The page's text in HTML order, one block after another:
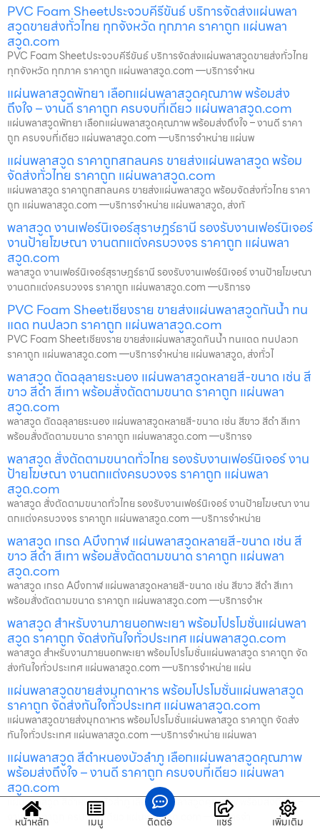
PVC Foam Sheetประจวบคีรีขันธ์ บริการจัดส่งแผ่นพลา
สวูดขายส่งทั่วไทย ทุกจังหวัด ทุกภาค ราคาถูก แผ่นพลา
สวูด.com
PVC Foam Sheetประจวบคีรีขันธ์ บริการจัดส่งแผ่นพลาสวูดขายส่งทั่วไทย
ทุกจังหวัด ทุกภาค ราคาถูก แผ่นพลาสวูด.com —บริการจำหน
แผ่นพลาสวูดพัทยา เลือกแผ่นพลาสวูดคุณภาพ พร้อมส่ง
ถึงใจ – งานดี ราคาถูก ครบจบที่เดียว แผ่นพลาสวูด.com
แผ่นพลาสวูดพัทยา เลือกแผ่นพลาสวูดคุณภาพ พร้อมส่งถึงใจ – งานดี ราคา
ถูก ครบจบที่เดียว แผ่นพลาสวูด.com —บริการจำหน่าย แผ่นพ
แผ่นพลาสวูด ราคาถูกสกลนคร ขายส่งแผ่นพลาสวูด พร้อม
จัดส่งทั่วไทย ราคาถูก แผ่นพลาสวูด.com
แผ่นพลาสวูด ราคาถูกสกลนคร ขายส่งแผ่นพลาสวูด พร้อมจัดส่งทั่วไทย ราคา
ถูก แผ่นพลาสวูด.com —บริการจำหน่าย แผ่นพลาสวูด, ส่งทั
พลาสวูด งานเฟอร์นิเจอร์สุราษฎร์ธานี รองรับงานเฟอร์นิเจอร์
งานป้ายโฆษณา งานตกแต่งครบวงจร ราคาถูก แผ่นพลา
สวูด.com
พลาสวูด งานเฟอร์นิเจอร์สุราษฎร์ธานี รองรับงานเฟอร์นิเจอร์ งานป้ายโฆษณา
งานตกแต่งครบวงจร ราคาถูก แผ่นพลาสวูด.com —บริการจ
PVC Foam Sheetเชียงราย ขายส่งแผ่นพลาสวูดกันน้ำ ทน
แดด ทนปลวก ราคาถูก แผ่นพลาสวูด.com
PVC Foam Sheetเชียงราย ขายส่งแผ่นพลาสวูดกันน้ำ ทนแดด ทนปลวก
ราคาถูก แผ่นพลาสวูด.com —บริการจำหน่าย แผ่นพลาสวูด, ส่งทั่วไ
พลาสวูด ตัดฉลุลายระนอง แผ่นพลาสวูดหลายสี-ขนาด เช่น สี
ขาว สีดำ สีเทา พร้อมสั่งตัดตามขนาด ราคาถูก แผ่นพลา
สวูด.com
พลาสวูด ตัดฉลุลายระนอง แผ่นพลาสวูดหลายสี-ขนาด เช่น สีขาว สีดำ สีเทา
พร้อมสั่งตัดตามขนาด ราคาถูก แผ่นพลาสวูด.com —บริการจ
พลาสวูด สั่งตัดตามขนาดทั่วไทย รองรับงานเฟอร์นิเจอร์ งาน
ป้ายโฆษณา งานตกแต่งครบวงจร ราคาถูก แผ่นพลา
สวูด.com
พลาสวูด สั่งตัดตามขนาดทั่วไทย รองรับงานเฟอร์นิเจอร์ งานป้ายโฆษณา งาน
ตกแต่งครบวงจร ราคาถูก แผ่นพลาสวูด.com —บริการจำหน่าย
พลาสวูด เกรด Aบึงกาฬ แผ่นพลาสวูดหลายสี-ขนาด เช่น สี
ขาว สีดำ สีเทา พร้อมสั่งตัดตามขนาด ราคาถูก แผ่นพลา
สวูด.com
พลาสวูด เกรด Aบึงกาฬ แผ่นพลาสวูดหลายสี-ขนาด เช่น สีขาว สีดำ สีเทา
พร้อมสั่งตัดตามขนาด ราคาถูก แผ่นพลาสวูด.com —บริการจำห
พลาสวูด สำหรับงานภายนอกพะเยา พร้อมโปรโมชั่นแผ่นพลา
สวูด ราคาถูก จัดส่งทันใจทั่วประเทศ แผ่นพลาสวูด.com
พลาสวูด สำหรับงานภายนอกพะเยา พร้อมโปรโมชั่นแผ่นพลาสวูด ราคาถูก จัด
ส่งทันใจทั่วประเทศ แผ่นพลาสวูด.com —บริการจำหน่าย แผ่น
แผ่นพลาสวูดขายส่งมุกดาหาร พร้อมโปรโมชั่นแผ่นพลาสวูด
ราคาถูก จัดส่งทันใจทั่วประเทศ แผ่นพลาสวูด.com
แผ่นพลาสวูดขายส่งมุกดาหาร พร้อมโปรโมชั่นแผ่นพลาสวูด ราคาถูก จัดส่ง
ทันใจทั่วประเทศ แผ่นพลาสวูด.com —บริการจำหน่าย แผ่นพลา
แผ่นพลาสวูด สีดำหนองบัวลำภู เลือกแผ่นพลาสวูดคุณภาพ
พร้อมส่งถึงใจ – งานดี ราคาถูก ครบจบที่เดียว แผ่นพลา
สวูด.com
แผ่นพลาสวูด สีดำหนองบัวลำภู เลือกแผ่นพลาสวูดคุณภาพ พร้อมส่งถึงใจ –
งานดี ราคาถูก ครบจบที่เดียว แผ่นพลาสวูด.com —บริการจำ
หน้าหลัก เมนู ติดต่อ แชร์ เพิ่มเติม